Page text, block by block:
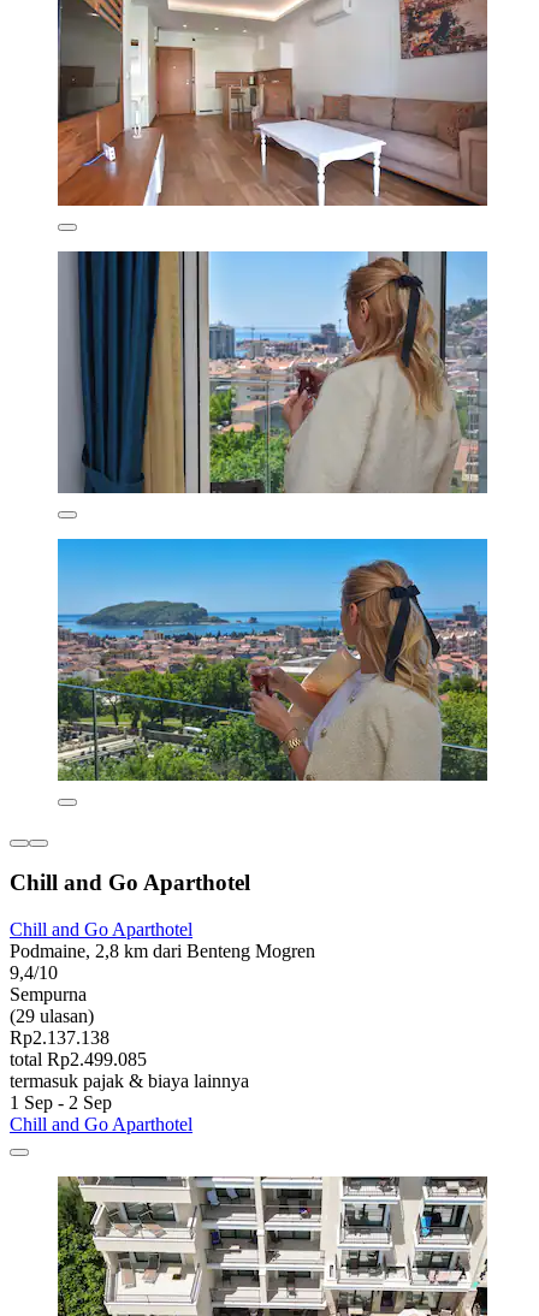
Chill and Go Aparthotel
Chill and Go Aparthotel
Podmaine, 2,8 km dari Benteng Mogren
9,4/10
Sempurna
(29 ulasan)
Rp2.137.138
total Rp2.499.085
termasuk pajak & biaya lainnya
1 Sep - 2 Sep
Chill and Go Aparthotel